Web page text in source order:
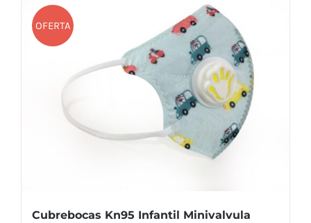
OFERTA
Cubrebocas Kn95 Infantil Minivalvula